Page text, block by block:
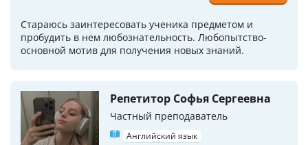
Стараюсь заинтересовать ученика предметом и
пробудить в нем любознательность. Любопытство-
основной мотив для получения новых знаний.
Репетитор Софья Сергеевна
Частный преподаватель
Английский язык